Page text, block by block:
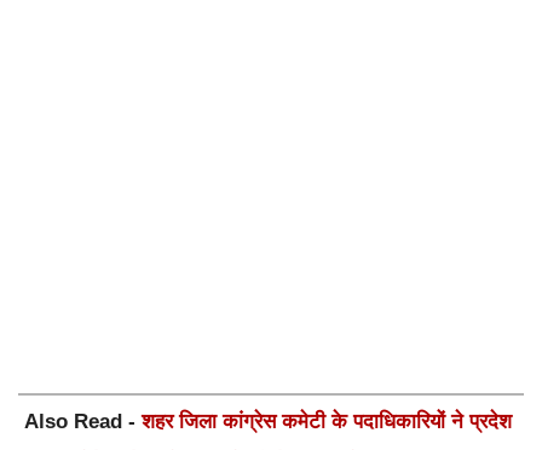
Also Read -शहर जिला कांग्रेस कमेटी के पदाधिकारियों ने प्रदेश